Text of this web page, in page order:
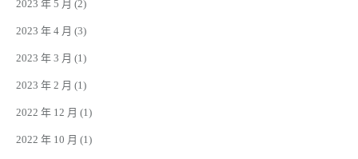
2023 年 5 月 (2)
2023 年 4 月 (3)
2023 年 3 月 (1)
2023 年 2 月 (1)
2022 年 12 月 (1)
2022 年 10 月 (1)